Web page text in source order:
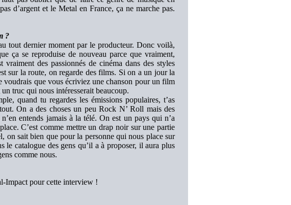
d’argent et le Metal en France, ça ne marche pas.
?
tout dernier moment par le producteur. Donc voilà,
ça se reproduise de nouveau parce que vraiment,
des passionnés de cinéma dans des styles
sur la route, on regarde des films. Si on a un jour la
voudrais que vous écriviez une chanson pour un film
truc qui nous intéresserait beaucoup.
quand tu regardes les émissions populaires, t’as
On a des choses un peu Rock N’ Roll mais des
entends jamais à la télé. On est un pays qui n’a
C’est comme mettre un drap noir sur une partie
on sait bien que pour la personne qui nous place sur
le catalogue des gens qu’il a à proposer, il aura plus
comme nous.
Impact pour cette interview !